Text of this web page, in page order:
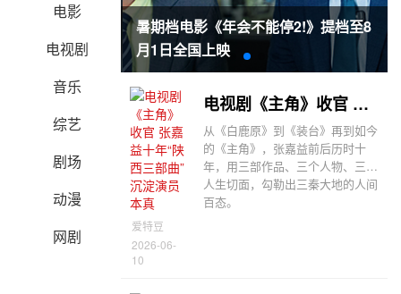
电影
电视剧
音乐
综艺
剧场
动漫
网剧
暑期档电影《年会不能停2!》提档至8
月1日全国上映
爱特豆
2026-06-
10
电视剧《主角》收官 张嘉益十年“陕西三部曲”沉淀演员本真
从《白鹿原》到《装台》再到如今
的《主角》，张嘉益前后历时十
年，用三部作品、三个人物、三种
人生切面，勾勒出三秦大地的人间
百态。